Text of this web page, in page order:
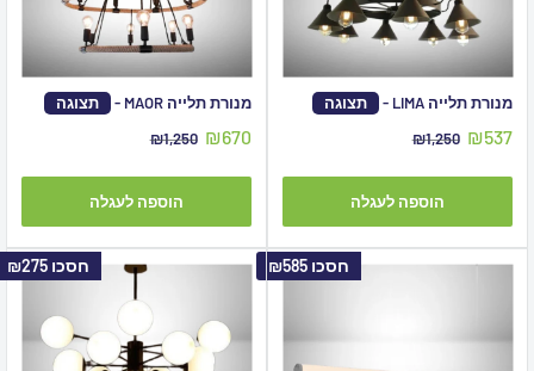
מנורת תלייה LIMA - תצוגה
מחיר
₪537 מחיר
₪1,250
הוספה לעגלה
מנורת תלייה MAOR - תצוגה
מחיר
₪670 מחיר
₪1,250
הוספה לעגלה
חסכו ₪585 חסכו ₪275